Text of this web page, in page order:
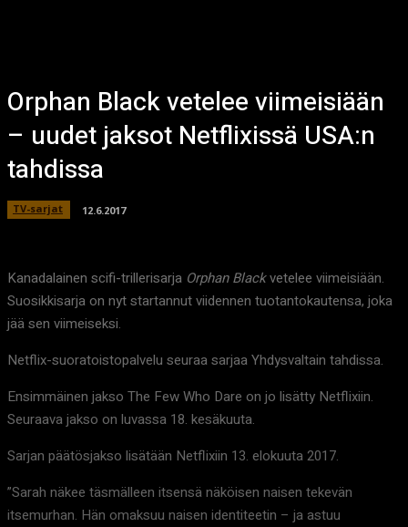
Orphan Black vetelee viimeisiään
– uudet jaksot Netflixissä USA:n
tahdissa
TV-sarjat 12.6.2017
Kanadalainen scifi-trillerisarja Orphan Blackvetelee viimeisiään.
Suosikkisarja on nyt startannut viidennen tuotantokautensa, joka
jää sen viimeiseksi.
Netflix-suoratoistopalvelu seuraa sarjaa Yhdysvaltain tahdissa.
Ensimmäinen jakso The Few Who Dare on jo lisätty Netflixiin.
Seuraava jakso on luvassa 18. kesäkuuta.
Sarjan päätösjakso lisätään Netflixiin 13. elokuuta 2017.
”Sarah näkee täsmälleen itsensä näköisen naisen tekevän
itsemurhan. Hän omaksuu naisen identiteetin – ja astuu